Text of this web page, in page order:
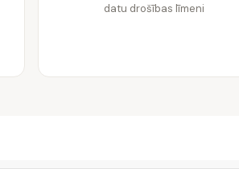
datu drošības līmeni